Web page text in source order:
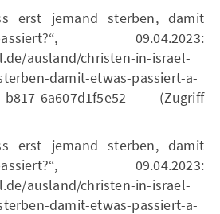
erst jemand sterben, damit
09.04.2023:
ausland/christen-in-israel-
damit-etwas-passiert-a-
b817-6a607d1f5e52 (Zugriff
erst jemand sterben, damit
09.04.2023:
ausland/christen-in-israel-
damit-etwas-passiert-a-